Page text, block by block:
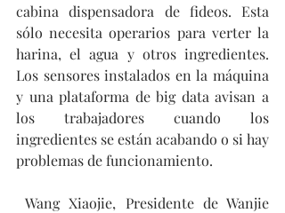
cabina dispensadora de fideos. Esta
sólo necesita operarios para verter la
harina, el agua y otros ingredientes.
Los sensores instalados en la máquina
y una plataforma de big data avisan a
los trabajadores cuando los
ingredientes se están acabando o si hay
problemas de funcionamiento.
Wang Xiaojie, Presidente de Wanjie